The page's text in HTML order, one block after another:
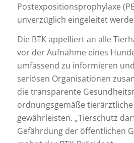
Postexpositionsprophylaxe
unverzüglich eingeleitet
Die BTK appelliert an alle
vor der Aufnahme eines
umfassend zu informieren
seriösen Organisationen
die transparente
ordnungsgemäße
gewährleisten. „Tierschutz
Gefährdung der öffentlichen